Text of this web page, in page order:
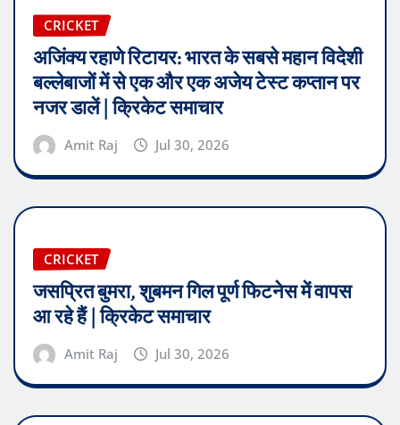
CRICKET
अजिंक्य रहाणे रिटायर: भारत के सबसे महान विदेशी
बल्लेबाजों में से एक और एक अजेय टेस्ट कप्तान पर
नजर डालें | क्रिकेट समाचार
Amit Raj Jul 30, 2026
CRICKET
जसप्रित बुमरा, शुबमन गिल पूर्ण फिटनेस में वापस
आ रहे हैं | क्रिकेट समाचार
Amit Raj Jul 30, 2026